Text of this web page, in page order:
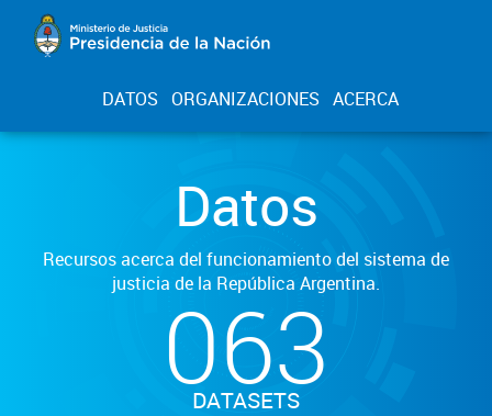
DATOS ORGANIZACIONES ACERCA
Datos
Recursos acerca del funcionamiento del sistema de
justicia de la República Argentina.
063
DATASETS